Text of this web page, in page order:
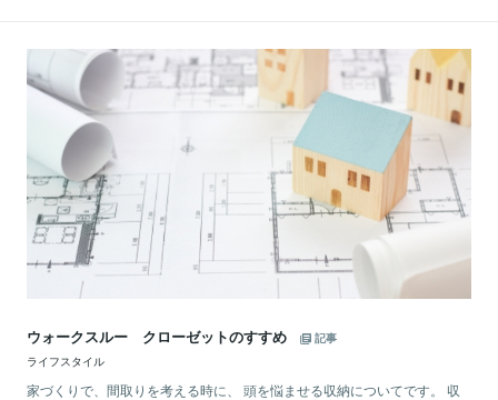
ウォークスルー クローゼットのすすめ
記事
ライフスタイル
家づくりで、間取りを考える時に、 頭を悩ませる収納についてです。 収